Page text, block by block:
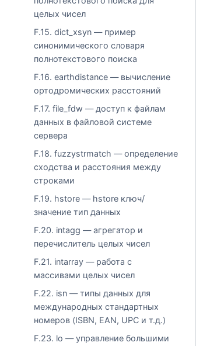
целых чисел
F.15. dict_xsyn — пример
синонимического словаря
полнотекстового поиска
F.16. earthdistance — вычисление
ортодромических расстояний
F.17. file_fdw — доступ к файлам
данных в файловой системе
сервера
F.18. fuzzystrmatch — определение
сходства и расстояния между
строками
F.19. hstore — hstore ключ/
значение тип данных
F.20. intagg — агрегатор и
перечислитель целых чисел
F.21. intarray — работа с
массивами целых чисел
F.22. isn — типы данных для
международных стандартных
номеров (ISBN, EAN, UPC и т.д.)
F.23. lo — управление большими